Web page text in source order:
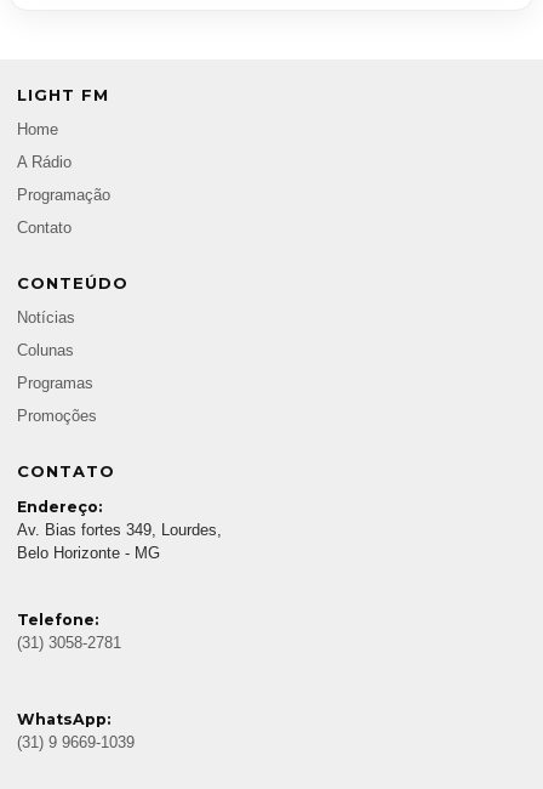
LIGHT FM
Home
A Rádio
Programação
Contato
CONTEÚDO
Notícias
Colunas
Programas
Promoções
CONTATO
Endereço:
Av. Bias fortes 349, Lourdes,
Belo Horizonte - MG
Telefone:
(31) 3058-2781
WhatsApp:
(31) 9 9669-1039